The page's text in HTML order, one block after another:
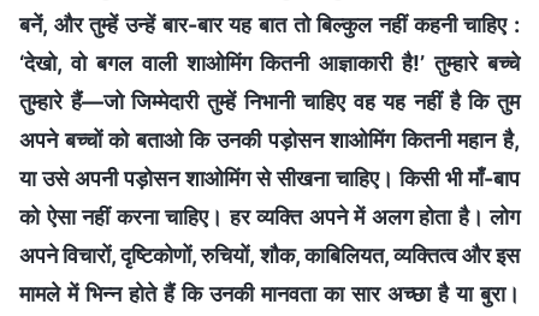
बनें, और तुम्हें उन्हें बार-बार यह बात तो बिल्कुल नहीं कहनी चाहिए :
‘देखो, वो बगल वाली शाओमिंग कितनी आज्ञाकारी है!’ तुम्हारे बच्चे
तुम्हारे हैं—जो जिम्मेदारी तुम्हें निभानी चाहिए वह यह नहीं है कि तुम
अपने बच्चों को बताओ कि उनकी पड़ोसन शाओमिंग कितनी महान है,
या उसे अपनी पड़ोसन शाओमिंग से सीखना चाहिए। किसी भी माँ-बाप
को ऐसा नहीं करना चाहिए। हर व्यक्ति अपने में अलग होता है। लोग
अपने विचारों, दृष्टिकोणों, रुचियों, शौक, काबिलियत, व्यक्तित्व और इस
मामले में भिन्न होते हैं कि उनकी मानवता का सार अच्छा है या बुरा।